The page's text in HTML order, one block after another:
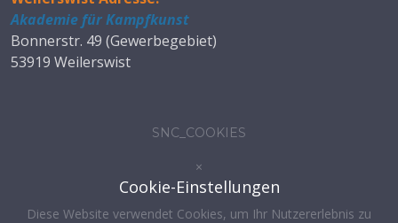
Akademie für Kampfkunst
Bonnerstr. 49 (Gewerbegebiet)
53919 Weilerswist
SNC_COOKIES
×
Cookie-Einstellungen
Diese Website verwendet Cookies, um Ihr Nutzererlebnis zu